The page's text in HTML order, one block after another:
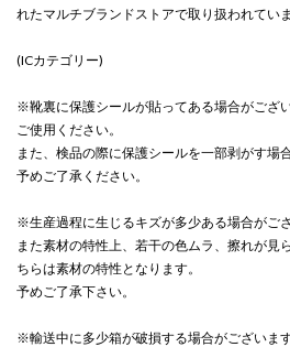
れたマルチブランドストアで取り扱われていま
(ICカテゴリー)
※靴裏に保護シールが貼ってある場合がござ
ご使用ください。
また、検品の際に保護シールを一部剥がす場
予めご了承ください。
※生産過程に生じるキズが多少ある場合がござ
また素材の特性上、若干の色ムラ、擦れが見
ちらは素材の特性となります。
予めご了承下さい。
※輸送中に多少箱が破損する場合がございます